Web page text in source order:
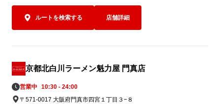
ルートを検索する 店舗詳細
京都北白川ラーメン魁力屋 門真店
営業中
10:30 - 24:00
〒571-0017 大阪府門真市四宮１丁目３−８